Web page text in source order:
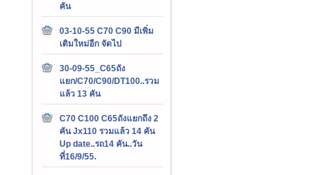
คัน
03-10-55 C70 C90 มีเพิ่ม
เติมใหม่อีก จัดไป
30-09-55_C65ถัง
แยก/C70/C90/DT100..รวม
แล้ว 13 คัน
C70 C100 C65ถังแยกถึง 2
คัน Jx110 รวมแล้ว 14 คัน
Up date..รถ14 คัน..วัน
ที่16/9/55.